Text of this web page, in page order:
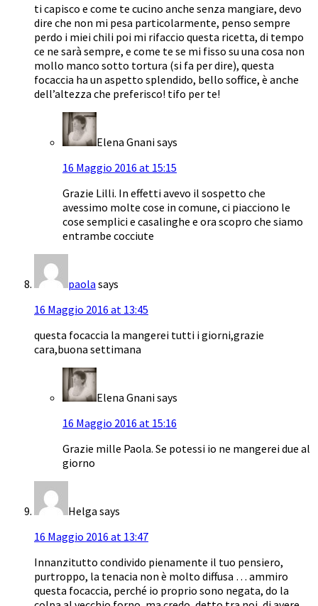
ti capisco e come te cucino anche senza mangiare, devo
dire che non mi pesa particolarmente, penso sempre
perdo i miei chili poi mi rifaccio questa ricetta, di tempo
ce ne sarà sempre, e come te se mi fisso su una cosa non
mollo manco sotto tortura (si fa per dire), questa
focaccia ha un aspetto splendido, bello soffice, è anche
dell’altezza che preferisco! tifo per te!
Elena Gnanisays
16 Maggio 2016 at 15:15
Grazie Lilli. In effetti avevo il sospetto che
avessimo molte cose in comune, ci piacciono le
cose semplici e casalinghe e ora scopro che siamo
entrambe cocciute
paola says
16 Maggio 2016 at 13:45
questa focaccia la mangerei tutti i giorni,grazie
cara,buona settimana
Elena Gnanisays
16 Maggio 2016 at 15:16
Grazie mille Paola. Se potessi io ne mangerei due al
giorno
Helga says
16 Maggio 2016 at 13:47
Innanzitutto condivido pienamente il tuo pensiero,
purtroppo, la tenacia non è molto diffusa … ammiro
questa focaccia, perché io proprio sono negata, do la